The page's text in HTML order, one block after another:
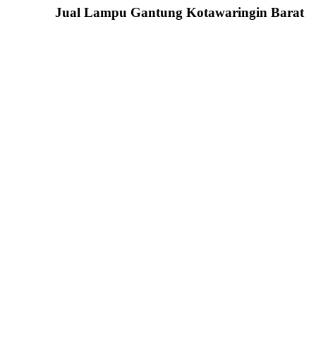
Jual Lampu Gantung Kotawaringin Barat